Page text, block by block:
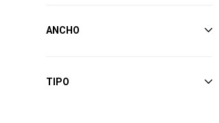
ANCHO
TIPO